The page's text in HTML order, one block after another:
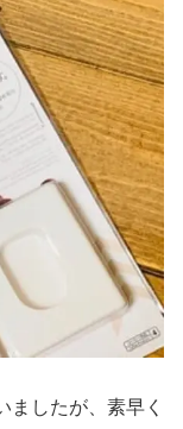
ましたが、素早く